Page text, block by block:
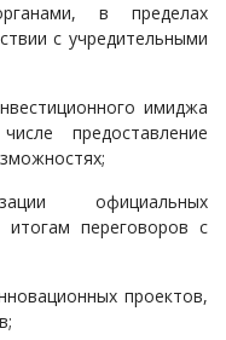
в пределах
с учредительными
имиджа
предоставление
официальных
итогам переговоров с
проектов,